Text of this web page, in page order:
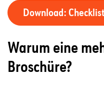
Download:
Warum eine
Broschüre?